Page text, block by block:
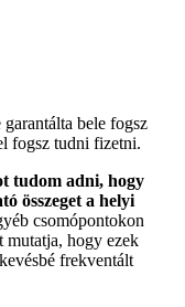
bele fogsz
fogsz tudni fizetni.
tudom adni, hogy
összeget a helyi
csomópontokon
mutatja, hogy ezek
frekventált